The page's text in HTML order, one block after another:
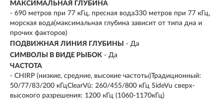
МАКСИМАЛЬНАЯ ГЛУБИНА
- 690 метров при 77 кГц, пресная вода330 метров при 77 кГц,
морская вода(максимальная глубина зависит от типа дна и
прочих факторов)
ПОДВИЖНАЯ ЛИНИЯ ГЛУБИНЫ
- Да
СИМВОЛЫ В ВИДЕ РЫБОК - Да
ЧАСТОТА
- CHIRP (низкие, средние, высокие частоты)Традиционный:
50/77/83/200 кГцClearVü: 260/455/800 кГц SideVu сверх-
высокого разрешения: 1200 кГц (1060-1170кГц)